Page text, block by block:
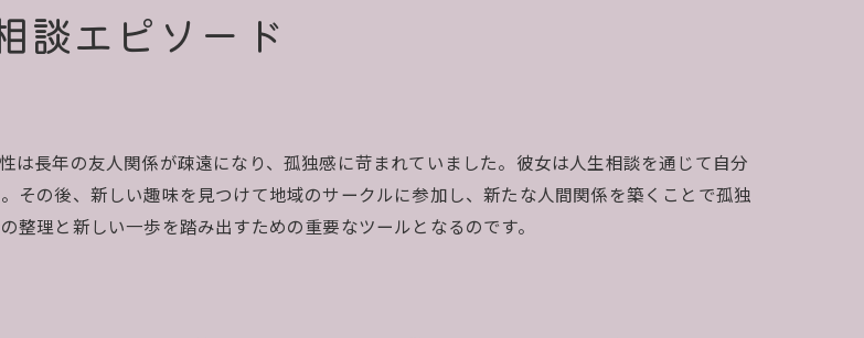
解決策を見つけた相談体験
じて新たな自己理解を得る
談エピソード
は長年の友人関係が疎遠になり、孤独感に苛まれていました。彼女は人生相談を通じて自分
その後、新しい趣味を見つけて地域のサークルに参加し、新たな人間関係を築くことで孤独
理と新しい一歩を踏み出すための重要なツールとなるのです。